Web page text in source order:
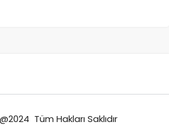
Tüm Hakları Saklıdır